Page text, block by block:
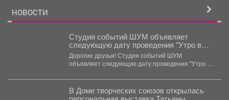
НОВОСТИ
Студия событий ШУМ объявляет
следующую дату проведения "Утро в
облаках" - 2 августа.
Дорогие друзья! Студия событий ШУМ
объявляет следующую дату проведения "Утро в
В Доме творческих союзов открылась